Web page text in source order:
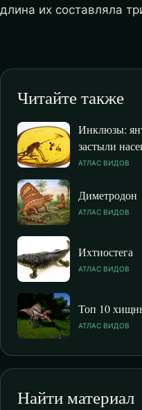
длина их составляла
Читайте также
Инклюзы:
застыли
АТЛАС ВИДОВ
Диметродон
АТЛАС ВИДОВ
Ихтиостега
АТЛАС ВИДОВ
Топ 10
АТЛАС ВИДОВ
Найти материал